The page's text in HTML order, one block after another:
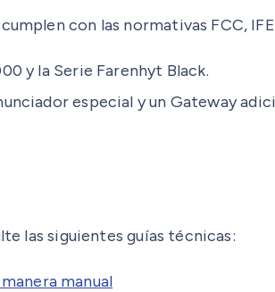
con las normativas FCC,
y la Serie Farenhyt Black.
especial y un Gateway
las siguientes guías técnicas:
manual